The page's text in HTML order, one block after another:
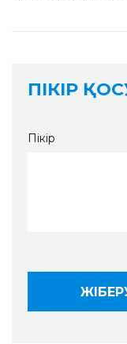
ПІКІР
Пікір